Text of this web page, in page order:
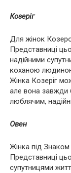
Козеріг
Для жінок
Представниці
надійними
коханою людиною
Жінка Козеріг
але вона завжди
люблячим,
Овен
Жінка під
Представниці
супутницями